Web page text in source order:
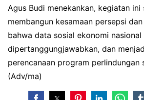
Agus Budi menekankan, kegiatan ini
membangun kesamaan persepsi
bahwa data sosial ekonomi
dipertanggungjawabkan, dan
perencanaan program perlindungan
(Adv/ma)